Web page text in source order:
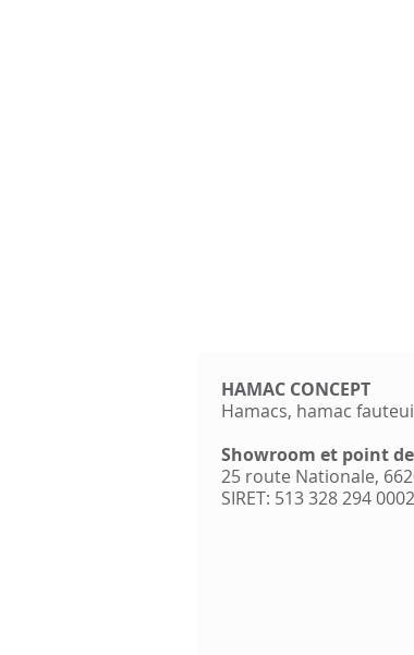
HAMAC CONCEPT
Hamacs, hamac
Showroom et point
25 route Nationale,
SIRET: 513 328 294